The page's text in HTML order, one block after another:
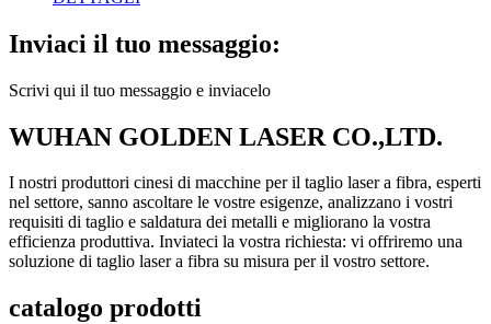
Inviaci il tuo messaggio:
Scrivi qui il tuo messaggio e inviacelo
WUHAN GOLDEN LASER CO.,LTD.
I nostri produttori cinesi di macchine per il taglio laser a fibra, esperti
nel settore, sanno ascoltare le vostre esigenze, analizzano i vostri
requisiti di taglio e saldatura dei metalli e migliorano la vostra
efficienza produttiva. Inviateci la vostra richiesta: vi offriremo una
soluzione di taglio laser a fibra su misura per il vostro settore.
catalogo prodotti